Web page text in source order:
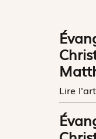
Lire